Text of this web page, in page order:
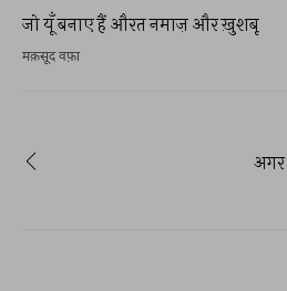
जो यूँ बनाए हैं औरत नमाज़ और ख़ुशबू
मक़सूद वफ़ा
अगर